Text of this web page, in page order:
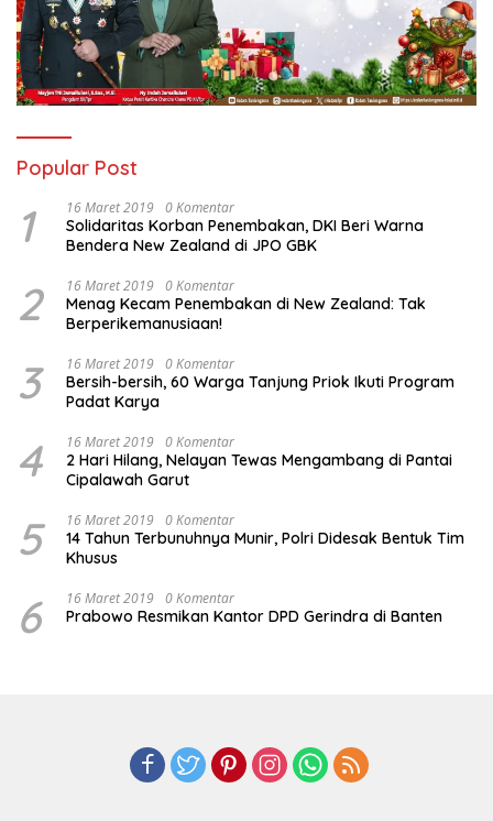
Popular Post
1 16 Maret 2019 0 Komentar
Solidaritas Korban Penembakan, DKI Beri Warna
Bendera New Zealand di JPO GBK
2 16 Maret 2019 0 Komentar
Menag Kecam Penembakan di New Zealand: Tak
Berperikemanusiaan!
3 16 Maret 2019 0 Komentar
Bersih-bersih, 60 Warga Tanjung Priok Ikuti Program
Padat Karya
4 16 Maret 2019 0 Komentar
2 Hari Hilang, Nelayan Tewas Mengambang di Pantai
Cipalawah Garut
5 16 Maret 2019 0 Komentar
14 Tahun Terbunuhnya Munir, Polri Didesak Bentuk Tim
Khusus
6 16 Maret 2019 0 Komentar
Prabowo Resmikan Kantor DPD Gerindra di Banten